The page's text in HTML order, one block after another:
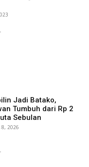
Jadi Batako,
Tumbuh dari Rp 2
Sebulan
8, 2026